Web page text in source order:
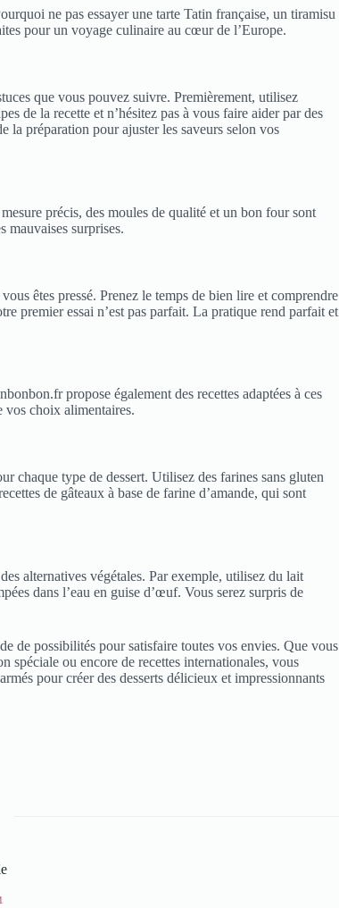
ne pas essayer une tarte Tatin française, un tiramisu
pour un voyage culinaire au cœur de l’Europe.
que vous pouvez suivre. Premièrement, utilisez
de la recette et n’hésitez pas à vous faire aider par des
la préparation pour ajuster les saveurs selon vos
précis, des moules de qualité et un bon four sont
mauvaises surprises.
êtes pressé. Prenez le temps de bien lire et comprendre
premier essai n’est pas parfait. La pratique rend parfait et
propose également des recettes adaptées à ces
vos choix alimentaires.
chaque type de dessert. Utilisez des farines sans gluten
de gâteaux à base de farine d’amande, qui sont
alternatives végétales. Par exemple, utilisez du lait
dans l’eau en guise d’œuf. Vous serez surpris de
de possibilités pour satisfaire toutes vos envies. Que vous
spéciale ou encore de recettes internationales, vous
pour créer des desserts délicieux et impressionnants